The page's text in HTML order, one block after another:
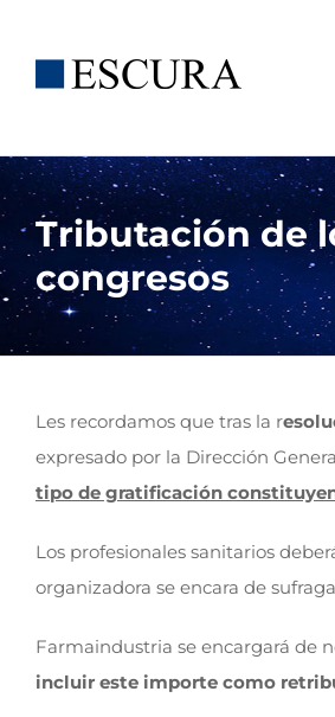
contenido
Tributación de
congresos
Les recordamos que tras la r
expresado por la Dirección
tipo de gratificación
Los profesionales sanitarios
organizadora se encara de
Farmaindustria se encargará de
incluir este importe como